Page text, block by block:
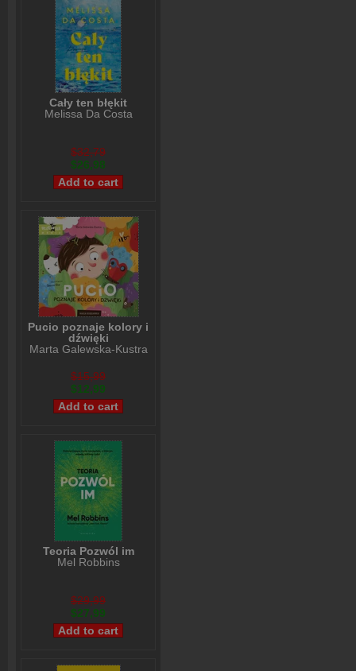
Cały ten błękit
Melissa Da Costa
$32,79
$26,98
Pucio poznaje kolory i
dźwięki
Marta Galewska-Kustra
$15,99
$12,99
Teoria Pozwól im
Mel Robbins
$29,99
$27,99